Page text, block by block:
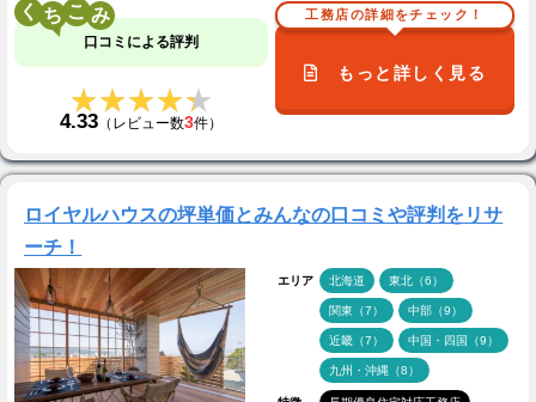
く こ
口コミによる評判
★★★★★
★★★★★
4.33 （レビュー数3件）
工務店の詳細をチェック！
もっと詳しく見る
ロイヤルハウスの坪単価とみんなの口コミや評判をリサ
ーチ！
エリア 北海道 東北（6）
関東（7） 中部（9）
近畿（7） 中国・四国（9）
九州・沖縄（8）